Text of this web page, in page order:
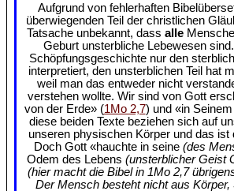
Aufgrund von fehlerhaften
überwiegenden Teil der christlichen
Tatsache unbekannt, dass alle
Geburt unsterbliche Lebewesen
Schöpfungsgeschichte nur den
interpretiert, den unsterblichen Teil hat
weil man das entweder nicht
verstehen wollte. Wir sind von Gott
von der Erde» (1Mo 2,7) und «in
diese beiden Texte beziehen sich auf
unseren physischen Körper und das ist
Doch Gott «hauchte in seine (des
Odem des Lebens (unsterblicher Geist
(hier macht die Bibel in 1Mo 2,7
Der Mensch besteht nicht aus Körper,